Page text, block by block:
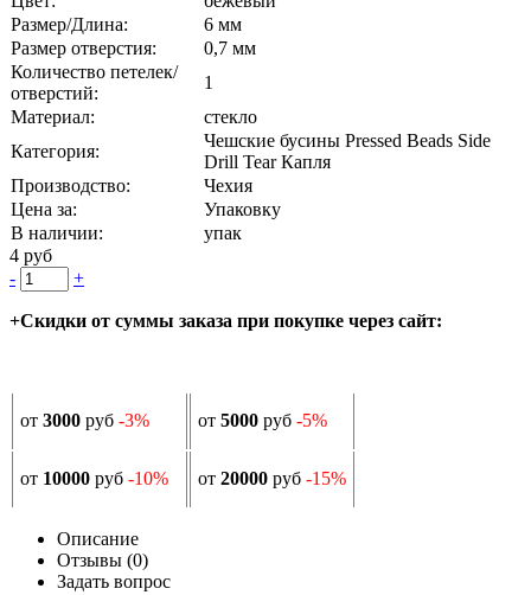
Размер/Длина:
6 мм
Размер отверстия:
0,7 мм
Количество петелек/
отверстий:
1
Материал:
стекло
Категория:
Чешские бусины Pressed Beads Side
Drill Tear Капля
Производство:
Чехия
Цена за:
Упаковку
В наличии:
упак
4 руб
-
+
+Скидки от суммы заказа при покупке через сайт:
от 3000 руб -3% от 5000 руб -5%
от 10000 руб -10% от 20000 руб -15%
Описание
Отзывы (0)
Задать вопрос